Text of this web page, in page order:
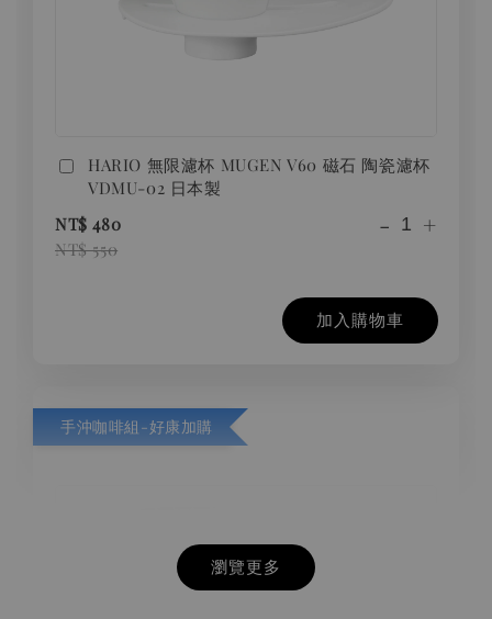
HARIO 無限濾杯 MUGEN V60 磁石 陶瓷濾杯
VDMU-02 日本製
NT$ 480
NT$ 550
- +
加入購物車
手沖咖啡組-好康加購
瀏覽更多